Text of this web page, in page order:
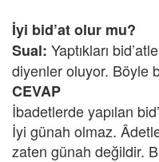
İyi bid’at olur mu?
Sual: Yaptıkları
diyenler oluyor. Böyle
CEVAP
İbadetlerde yapılan
İyi günah olmaz.
zaten günah değildir.